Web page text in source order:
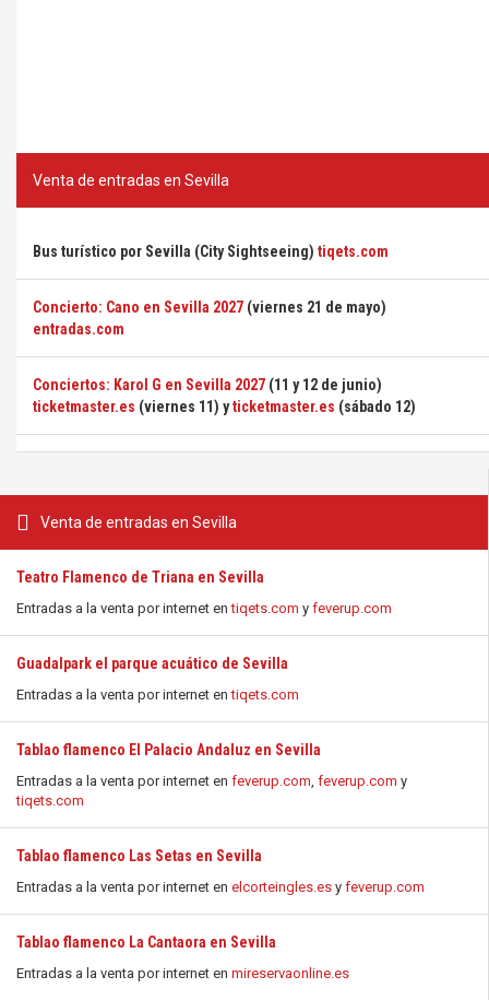
Venta de entradas en Sevilla
Teatro Flamenco de Triana en Sevilla
Entradas a la venta por internet entiqets.com y feverup.com
Guadalpark el parque acuático de Sevilla
Entradas a la venta por internet entiqets.com
Tablao flamenco El Palacio Andaluz en Sevilla
Entradas a la venta por internet en feverup.com, feverup.com y
tiqets.com
Tablao flamenco Las Setas en Sevilla
Entradas a la venta por internet en elcorteingles.es y feverup.com
Tablao flamenco La Cantaora en Sevilla
Entradas a la venta por internet en mireservaonline.es
Venta de entradas en Sevilla
Bus turístico por Sevilla (City Sightseeing) tiqets.com
Concierto: Cano en Sevilla 2027 (viernes 21 de mayo)
entradas.com
Conciertos: Karol G en Sevilla 2027 (11 y 12 de junio)
ticketmaster.es (viernes 11) yticketmaster.es (sábado 12)